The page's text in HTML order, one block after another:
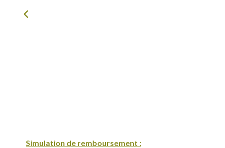
Simulation de remboursement :